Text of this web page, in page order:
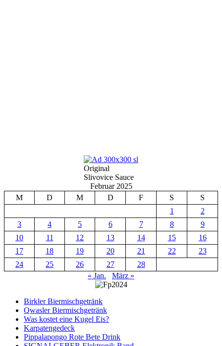
Original
Slivovice Sauce
Februar 2025
M
D M D F S
S
1
2
3
4 5 6 7 8
9
10
11 12 13 14 15
16
17
18 19 20 21 22
23
24
25 26 27
28
« Jan.
März »
Birkler Biermischgetränk
Qwasler Biermischgetränk
Was kostet eine Kugel Eis?
Karpatengedeck
Pippalapongo Rote Bete Drink